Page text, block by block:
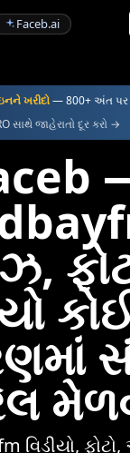
Faceb.ai
ખરીદો— 800+ અંત પર
સાથે જાહેરાતો દૂર કરો →
વિડીયો,